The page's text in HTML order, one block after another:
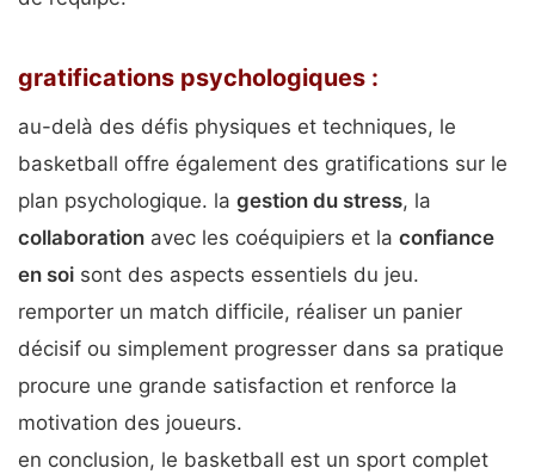
gratifications psychologiques :
au-delà des défis physiques et techniques, le
basketball offre également des gratifications sur le
plan psychologique. la gestion du stress, la
collaboration avec les coéquipiers et la confiance
en soi sont des aspects essentiels du jeu.
remporter un match difficile, réaliser un panier
décisif ou simplement progresser dans sa pratique
procure une grande satisfaction et renforce la
motivation des joueurs.
en conclusion, le basketball est un sport complet